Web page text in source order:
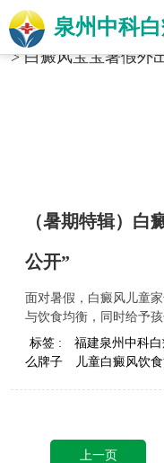
泉州中科
当前位置：福建省泉
>白癜风宝宝暑假外
（暑期特辑）
公开”
面对暑假，白癜风儿童
与饮食均衡，同时给予
标签 :
福建泉州中科
么牌子
儿童白癜风饮
上一页